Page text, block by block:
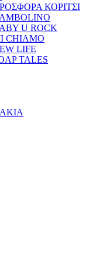
ΚΟΡΙΤΣΙ
U ROCK
CHIAMO
LIFE
TALES